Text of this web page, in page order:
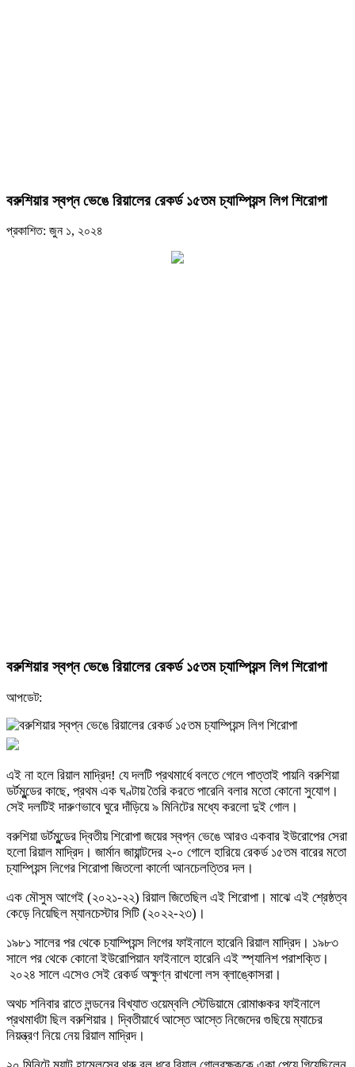
বরুশিয়ার স্বপ্ন ভেঙে রিয়ালের রেকর্ড ১৫তম চ্যাম্পিয়ন্স লিগ শিরোপা
প্রকাশিত: জুন ১, ২০২৪
বরুশিয়ার স্বপ্ন ভেঙে রিয়ালের রেকর্ড ১৫তম চ্যাম্পিয়ন্স লিগ শিরোপা
আপডেট:
এই না হলে রিয়াল মাদ্রিদ! যে দলটি প্রথমার্ধে বলতে গেলে পাত্তাই পায়নি বরুশিয়া
ডর্টমুন্ডের কাছে, প্রথম এক ঘণ্টায় তৈরি করতে পারেনি বলার মতো কোনো সুযোগ।
সেই দলটিই দারুণভাবে ঘুরে দাঁড়িয়ে ৯ মিনিটের মধ্যে করলো দুই গোল।
বরুশিয়া ডর্টমুন্ডের দ্বিতীয় শিরোপা জয়ের স্বপ্ন ভেঙে আরও একবার ইউরোপের সেরা
হলো রিয়াল মাদ্রিদ। জার্মান জায়ান্টদের ২-০ গোলে হারিয়ে রেকর্ড ১৫তম বারের মতো
চ্যাম্পিয়ন্স লিগের শিরোপা জিতলো কার্লো আনচেলত্তির দল।
এক মৌসুম আগেই (২০২১-২২) রিয়াল জিতেছিল এই শিরোপা। মাঝে এই শ্রেষ্ঠত্ব
কেড়ে নিয়েছিল ম্যানচেস্টার সিটি (২০২২-২৩)।
১৯৮১ সালের পর থেকে চ্যাম্পিয়ন্স লিগের ফাইনালে হারেনি রিয়াল মাদ্রিদ। ১৯৮৩
সালে পর থেকে কোনো ইউরোপিয়ান ফাইনালে হারেনি এই স্প্যানিশ পরাশক্তি।
২০২৪ সালে এসেও সেই রেকর্ড অক্ষুণ্ন রাখলো লস ব্লাঙ্কোসরা।
অথচ শনিবার রাতে লন্ডনের বিখ্যাত ওয়েম্বলি স্টেডিয়ামে রোমাঞ্চকর ফাইনালে
প্রথমার্ধটা ছিল বরুশিয়ার। দ্বিতীয়ার্ধে আস্তে আস্তে নিজেদের গুছিয়ে ম্যাচের
নিয়ন্ত্রণ নিয়ে নেয় রিয়াল মাদ্রিদ।